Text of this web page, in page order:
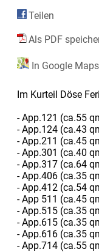
Teilen
Als PDF
In Google
Im Kurteil Döse
- App.121 (ca.55
- App.124 (ca.43
- App.211 (ca.45
- App.301 (ca.40
- App.317 (ca.64
- App.406 (ca.35
- App.412 (ca.54
- App 511 (ca.45
- App.515 (ca.35
- App.615 (ca.35
- App.616 (ca.35
- App.714 (ca.55